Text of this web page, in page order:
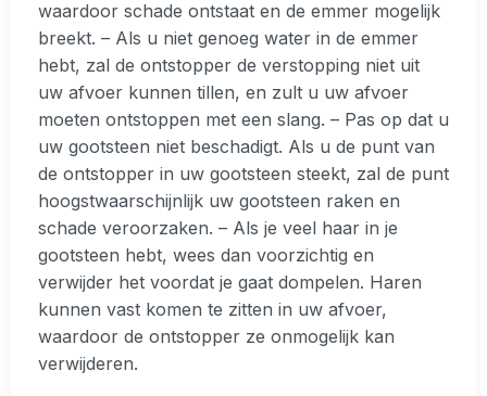
waardoor schade ontstaat en de emmer mogelijk
breekt. – Als u niet genoeg water in de emmer
hebt, zal de ontstopper de verstopping niet uit
uw afvoer kunnen tillen, en zult u uw afvoer
moeten ontstoppen met een slang. – Pas op dat u
uw gootsteen niet beschadigt. Als u de punt van
de ontstopper in uw gootsteen steekt, zal de punt
hoogstwaarschijnlijk uw gootsteen raken en
schade veroorzaken. – Als je veel haar in je
gootsteen hebt, wees dan voorzichtig en
verwijder het voordat je gaat dompelen. Haren
kunnen vast komen te zitten in uw afvoer,
waardoor de ontstopper ze onmogelijk kan
verwijderen.